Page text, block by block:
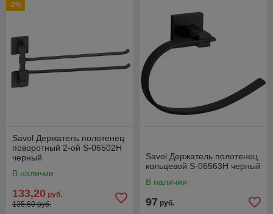
-2%
Savol Держатель полотенец
поворотный 2-ой S-06502H
черный
В наличии
133,20 руб.
135,60 руб.
Savol Держатель полотенец
кольцевой S-06563H черный
В наличии
97 руб.